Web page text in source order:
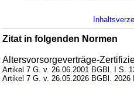
Zitat in folgenden Normen
Altersvorsorgeverträge-
Artikel 7 G. v. 26.06.2001 BGBl. I S.
Artikel 7 G. v. 26.05.2026 BGBl. 2026